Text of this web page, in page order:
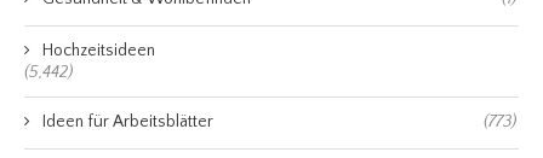
Hochzeitsideen
(5,442)
Ideen für Arbeitsblätter (773)